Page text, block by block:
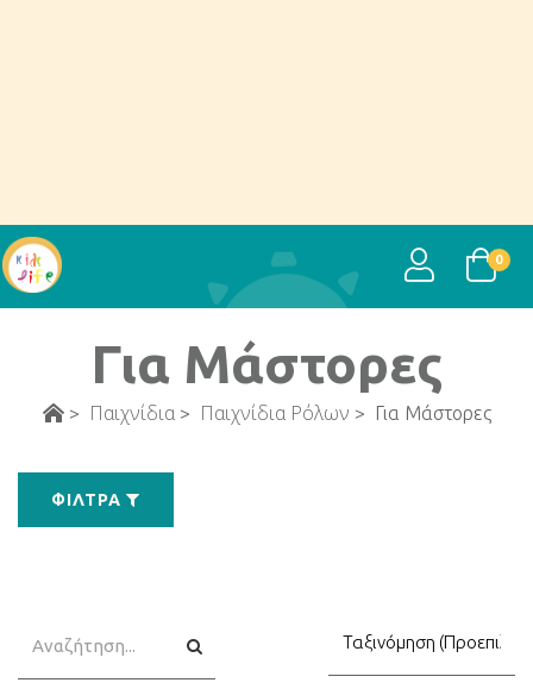
USER 0
Για Μάστορες
> Παιχνίδια > Παιχνίδια Ρόλων > Για Μάστορες
ΦΊΛΤΡΑ
Αναζήτηση